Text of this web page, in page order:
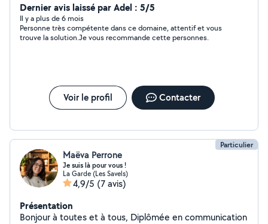
démarches administratives. Je maîtrise également la
Dernier avis laissé par Adel : 5/5
Il y a plus de 6 mois
Personne très compétente dans ce domaine, attentif et vous
trouve la solution.Je vous recommande cette personnes.
Voir le profil Contacter
Particulier
Maëva Perrone
Je suis là pour vous !
La Garde (Les Savels)
4,9/5 (7 avis)
Présentation
Bonjour à toutes et à tous, Diplômée en communication